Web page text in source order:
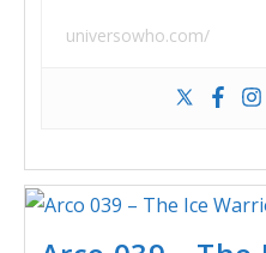
universowho.com/